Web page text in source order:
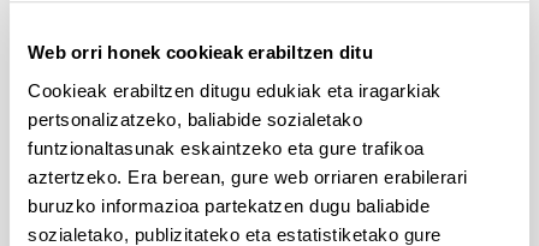
Web orri honek cookieak erabiltzen ditu
Cookieak erabiltzen ditugu edukiak eta iragarkiak
pertsonalizatzeko, baliabide sozialetako
funtzionaltasunak eskaintzeko eta gure trafikoa
aztertzeko. Era berean, gure web orriaren erabilerari
buruzko informazioa partekatzen dugu baliabide
sozialetako, publizitateko eta estatistiketako gure
García, Unai